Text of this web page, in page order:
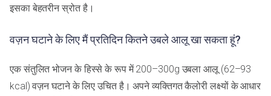
इसका बेहतरीन स्रोत है।
वज़न घटाने के लिए मैं प्रतिदिन कितने उबले आलू खा सकता हूं?
एक संतुलित भोजन के हिस्से के रूप में 200–300g उबला आलू (62–93
kcal) वज़न घटाने के लिए उचित है। अपने व्यक्तिगत कैलोरी लक्ष्यों के आधार